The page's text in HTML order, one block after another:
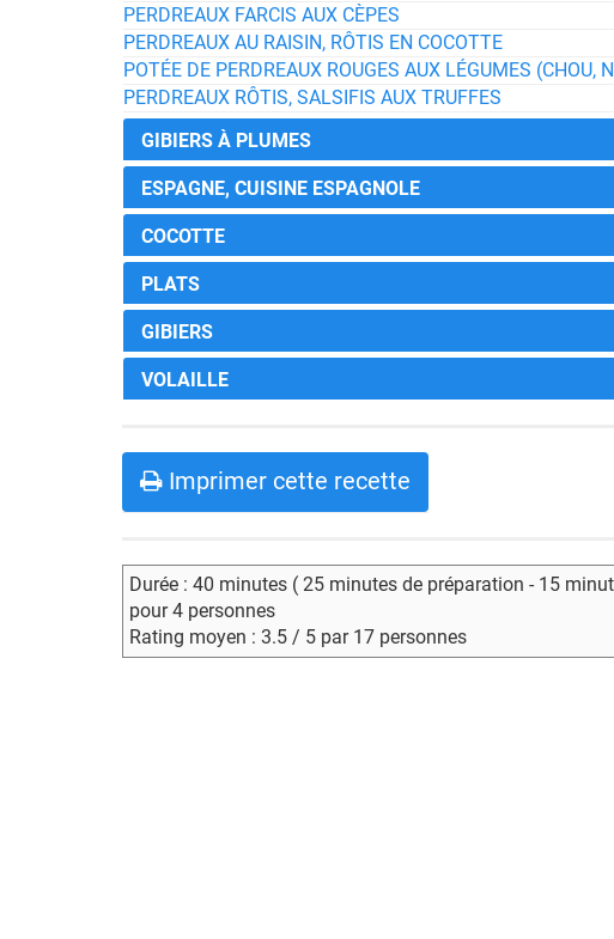
PERDREAUX FARCIS AUX CÈPES
PERDREAUX AU RAISIN, RÔTIS EN COCOTTE
POTÉE DE PERDREAUX ROUGES AUX LÉGUMES (CHOU,
PERDREAUX RÔTIS, SALSIFIS AUX TRUFFES
GIBIERS À PLUMES
ESPAGNE, CUISINE ESPAGNOLE
COCOTTE
PLATS
GIBIERS
VOLAILLE
Imprimer cette recette
Durée : 40 minutes ( 25 minutes de préparation - 15
pour 4 personnes
Rating moyen : 3.5 / 5 par 17 personnes